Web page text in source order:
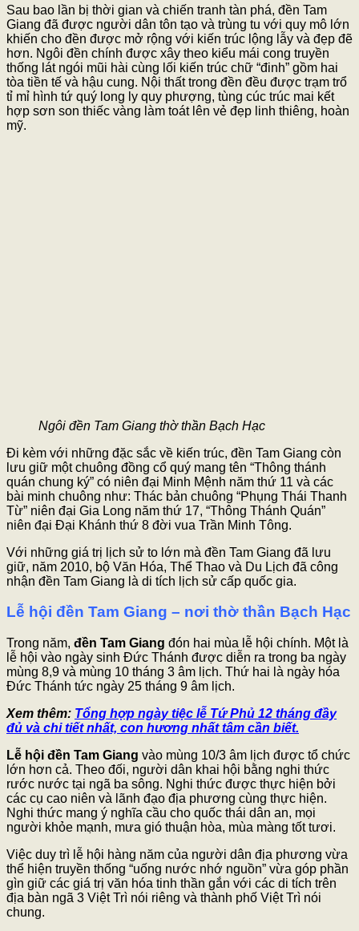
Sau bao lần bị thời gian và chiến tranh tàn phá, đền Tam
Giang đã được người dân tôn tạo và trùng tu với quy mô lớn
khiến cho đền được mở rộng với kiến trúc lộng lẫy và đẹp đẽ
hơn. Ngôi đền chính được xây theo kiểu mái cong truyền
thống lát ngói mũi hài cùng lối kiến trúc chữ “đinh” gồm hai
tòa tiền tế và hậu cung. Nội thất trong đền đều được trạm trổ
tỉ mỉ hình tứ quý long ly quy phượng, tùng cúc trúc mai kết
hợp sơn son thiếc vàng làm toát lên vẻ đẹp linh thiêng, hoàn
mỹ.
Ngôi đền Tam Giang thờ thần Bạch Hạc
Đi kèm với những đặc sắc về kiến trúc, đền Tam Giang còn
lưu giữ một chuông đồng cổ quý mang tên “Thông thánh
quán chung ký” có niên đại Minh Mệnh năm thứ 11 và các
bài minh chuông như: Thác bản chuông “Phụng Thái Thanh
Từ” niên đại Gia Long năm thứ 17, “Thông Thánh Quán”
niên đại Đại Khánh thứ 8 đời vua Trần Minh Tông.
Với những giá trị lịch sử to lớn mà đền Tam Giang đã lưu
giữ, năm 2010, bộ Văn Hóa, Thể Thao và Du Lịch đã công
nhận đền Tam Giang là di tích lịch sử cấp quốc gia.
Lễ hội đền Tam Giang – nơi thờ thần Bạch Hạc
Trong năm, đền Tam Giang đón hai mùa lễ hội chính. Một là
lễ hội vào ngày sinh Đức Thánh được diễn ra trong ba ngày
mùng 8,9 và mùng 10 tháng 3 âm lịch. Thứ hai là ngày hóa
Đức Thánh tức ngày 25 tháng 9 âm lịch.
Xem thêm: Tổng hợp ngày tiệc lễ Tứ Phủ 12 tháng đầy
đủ và chi tiết nhất, con hương nhất tâm cần biết.
Lễ hội đền Tam Giang vào mùng 10/3 âm lịch được tổ chức
lớn hơn cả. Theo đối, người dân khai hội bằng nghi thức
rước nước tại ngã ba sông. Nghi thức được thực hiện bởi
các cụ cao niên và lãnh đạo địa phương cùng thực hiện.
Nghi thức mang ý nghĩa cầu cho quốc thái dân an, mọi
người khỏe mạnh, mưa gió thuận hòa, mùa màng tốt tươi.
Việc duy trì lễ hội hàng năm của người dân địa phương vừa
thể hiện truyền thống “uống nước nhớ nguồn” vừa góp phần
gìn giữ các giá trị văn hóa tinh thần gắn với các di tích trên
địa bàn ngã 3 Việt Trì nói riêng và thành phố Việt Trì nói
chung.